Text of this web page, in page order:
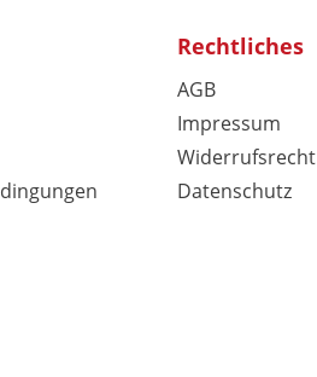
Rechtliches
AGB
Impressum
Widerrufsrecht
Datenschutz